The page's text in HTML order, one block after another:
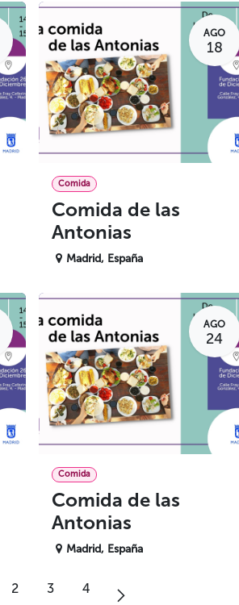
AGO
18
Comida
Comida de las
Antonias
Madrid, España
AGO
24
Comida
Comida de las
Antonias
Madrid, España
2 3 4